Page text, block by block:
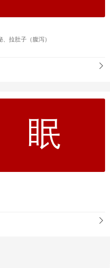
拉肚子（腹泻）